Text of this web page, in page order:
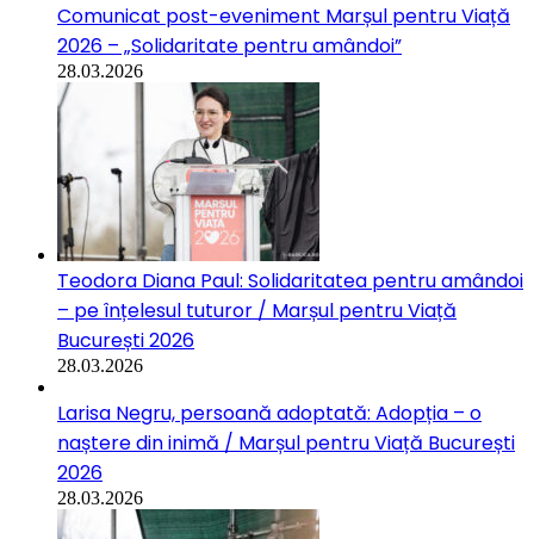
Comunicat post-eveniment Marșul pentru Viață
2026 – „Solidaritate pentru amândoi”
28.03.2026
Teodora Diana Paul: Solidaritatea pentru amândoi
– pe înțelesul tuturor / Marșul pentru Viață
București 2026
28.03.2026
Larisa Negru, persoană adoptată: Adopția – o
naștere din inimă / Marșul pentru Viață București
2026
28.03.2026